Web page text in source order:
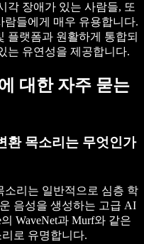
각 장애가 있는 사람들, 또
람들에게 매우 유용합니다.
플랫폼과 원활하게 통합되
는 유연성을 제공합니다.
대한 자주 묻는
환 목소리는 무엇인가
소리는 일반적으로 심층 학
음성을 생성하는 고급 AI
WaveNet과 Murf와 같은
로 유명합니다.